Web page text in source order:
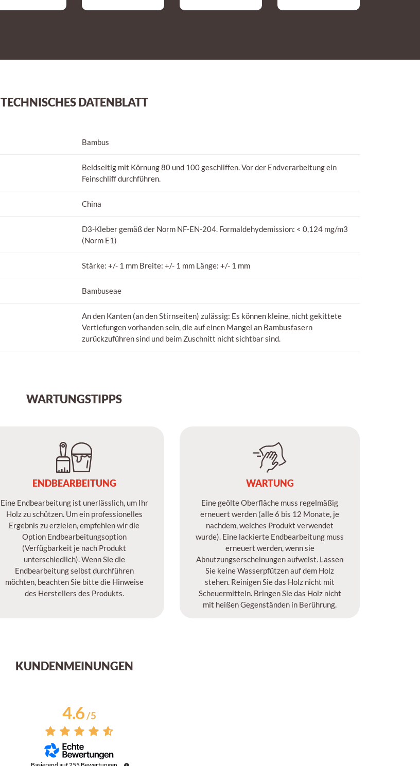
TECHNISCHES DATENBLATT
Bambus
Beidseitig mit Körnung 80 und 100 geschliffen. Vor der Endverarbeitung ein
Feinschliff durchführen.
China
D3-Kleber gemäß der Norm NF-EN-204. Formaldehydemission: < 0,124 mg/m3
(Norm E1)
Stärke: +/- 1 mm Breite: +/- 1 mm Länge: +/- 1 mm
Bambuseae
An den Kanten (an den Stirnseiten) zulässig: Es können kleine, nicht gekittete
Vertiefungen vorhanden sein, die auf einen Mangel an Bambusfasern
zurückzuführen sind und beim Zuschnitt nicht sichtbar sind.
WARTUNGSTIPPS
ENDBEARBEITUNG
Eine Endbearbeitung ist unerlässlich, um Ihr
Holz zu schützen. Um ein professionelles
Ergebnis zu erzielen, empfehlen wir die
Option Endbearbeitungsoption
(Verfügbarkeit je nach Produkt
unterschiedlich). Wenn Sie die
Endbearbeitung selbst durchführen
möchten, beachten Sie bitte die Hinweise
des Herstellers des Produkts.
WARTUNG
Eine geölte Oberfläche muss regelmäßig
erneuert werden (alle 6 bis 12 Monate, je
nachdem, welches Produkt verwendet
wurde). Eine lackierte Endbearbeitung muss
erneuert werden, wenn sie
Abnutzungserscheinungen aufweist. Lassen
Sie keine Wasserpfützen auf dem Holz
stehen. Reinigen Sie das Holz nicht mit
Scheuermitteln. Bringen Sie das Holz nicht
mit heißen Gegenständen in Berührung.
KUNDENMEINUNGEN
4.6/5